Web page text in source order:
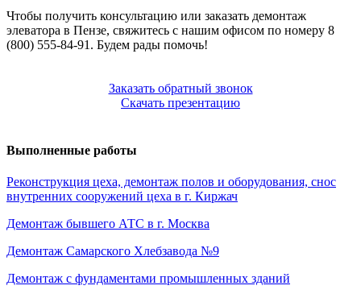
Чтобы получить консультацию или заказать демонтаж
элеватора в Пензе, свяжитесь с нашим офисом по номеру 8
(800) 555-84-91. Будем рады помочь!
Заказать обратный звонок
Скачать презентацию
Выполненные работы
Реконструкция цеха, демонтаж полов и оборудования, снос
внутренних сооружений цеха в г. Киржач
Демонтаж бывшего АТС в г. Москва
Демонтаж Самарского Хлебзавода №9
Демонтаж с фундаментами промышленных зданий